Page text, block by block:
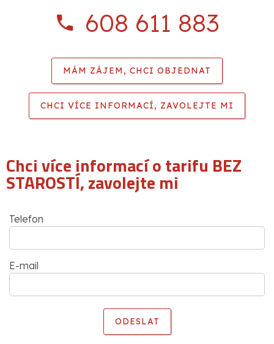
608 611 883
MÁM ZÁJEM, CHCI OBJEDNAT
CHCI VÍCE INFORMACÍ, ZAVOLEJTE MI
Chci více informací o tarifu BEZ
STAROSTÍ, zavolejte mi
Telefon
E-mail